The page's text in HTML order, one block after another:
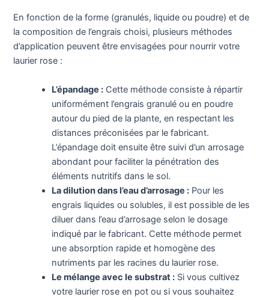
En fonction de la forme (granulés, liquide ou poudre) et de
la composition de l’engrais choisi, plusieurs méthodes
d’application peuvent être envisagées pour nourrir votre
laurier rose :
L’épandage : Cette méthode consiste à répartir
uniformément l’engrais granulé ou en poudre
autour du pied de la plante, en respectant les
distances préconisées par le fabricant.
L’épandage doit ensuite être suivi d’un arrosage
abondant pour faciliter la pénétration des
éléments nutritifs dans le sol.
La dilution dans l’eau d’arrosage : Pour les
engrais liquides ou solubles, il est possible de les
diluer dans l’eau d’arrosage selon le dosage
indiqué par le fabricant. Cette méthode permet
une absorption rapide et homogène des
nutriments par les racines du laurier rose.
Le mélange avec le substrat : Si vous cultivez
votre laurier rose en pot ou si vous souhaitez